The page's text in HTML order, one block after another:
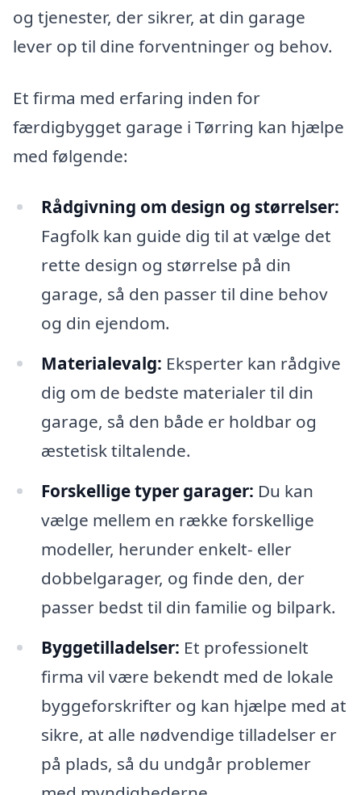
og tjenester, der sikrer, at din garage
lever op til dine forventninger og behov.
Et firma med erfaring inden for
færdigbygget garage i Tørring kan hjælpe
med følgende:
Rådgivning om design og størrelser:
Fagfolk kan guide dig til at vælge det
rette design og størrelse på din
garage, så den passer til dine behov
og din ejendom.
Materialevalg: Eksperter kan rådgive
dig om de bedste materialer til din
garage, så den både er holdbar og
æstetisk tiltalende.
Forskellige typer garager: Du kan
vælge mellem en række forskellige
modeller, herunder enkelt- eller
dobbelgarager, og finde den, der
passer bedst til din familie og bilpark.
Byggetilladelser: Et professionelt
firma vil være bekendt med de lokale
byggeforskrifter og kan hjælpe med at
sikre, at alle nødvendige tilladelser er
på plads, så du undgår problemer